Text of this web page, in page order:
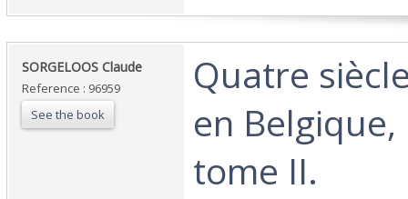
‎SORGELOOS Claude‎
Reference : 96959
See the book
‎Quatre
en
tome II.‎